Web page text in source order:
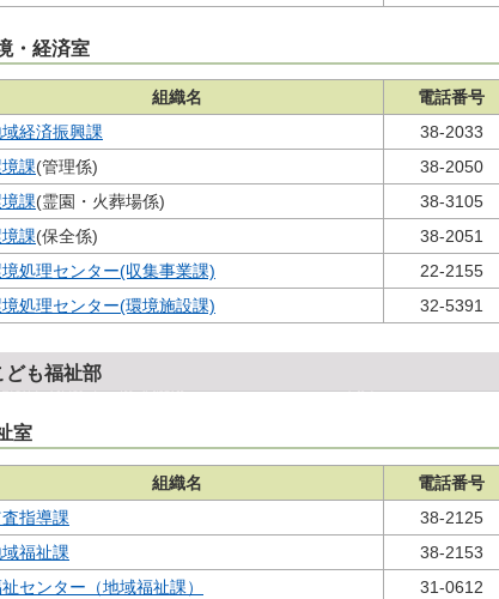
・経済室
組織名 電話番号
経済振興課
38-2033
課(管理係) 38-2050
課(霊園・火葬場係) 38-3105
課(保全係) 38-2051
処理センター(収集事業課)
22-2155
処理センター(環境施設課)
32-5391
ども福祉部
室
組織名 電話番号
指導課
38-2125
福祉課
38-2153
センター（地域福祉課）
31-0612